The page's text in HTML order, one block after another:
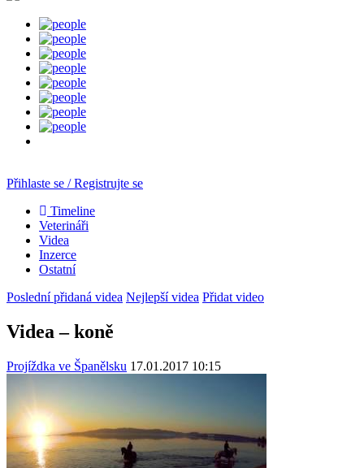
Přihlaste se / Registrujte se
Timeline
Veterináři
Videa
Inzerce
Ostatní
Poslední přidaná videa Nejlepší videa Přidat video
Videa – koně
Projíždka ve Španělsku 17.01.2017 10:15